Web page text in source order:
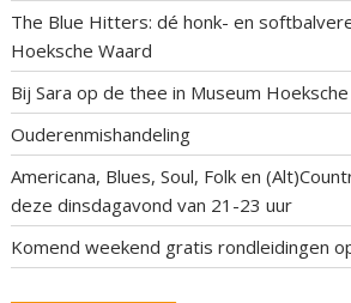
The Blue Hitters: dé honk- en
Hoeksche Waard
Bij Sara op de thee in Museum
Ouderenmishandeling
Americana, Blues, Soul, Folk en
deze dinsdagavond van 21-23 uur
Komend weekend gratis rondleidingen